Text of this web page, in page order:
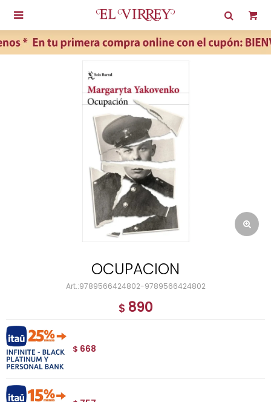

OCUPACION
9789566424802-9789566424802
$ 890
$ 668